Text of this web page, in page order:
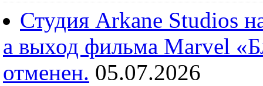
Студия Arkane Studios
а выход фильма Marvel
отменен. 05.07.2026